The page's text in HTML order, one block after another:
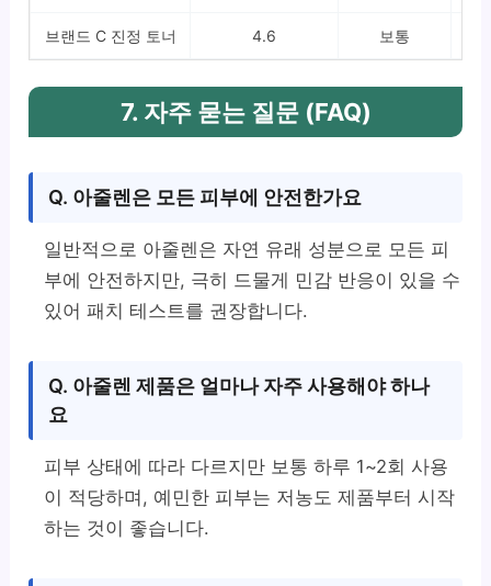
브랜드 C 진정 토너 4.6 보통
7. 자주 묻는 질문 (FAQ)
Q. 아줄렌은 모든 피부에 안전한가요
일반적으로 아줄렌은 자연 유래 성분으로 모든 피
부에 안전하지만, 극히 드물게 민감 반응이 있을 수
있어 패치 테스트를 권장합니다.
Q. 아줄렌 제품은 얼마나 자주 사용해야 하나
요
피부 상태에 따라 다르지만 보통 하루 1~2회 사용
이 적당하며, 예민한 피부는 저농도 제품부터 시작
하는 것이 좋습니다.